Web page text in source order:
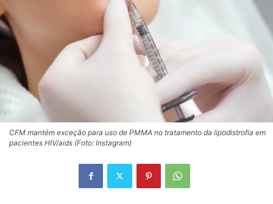
CFM mantém exceção para uso de PMMA no tratamento da lipodistrofia em
pacientes HIV/aids (Foto: Instagram)